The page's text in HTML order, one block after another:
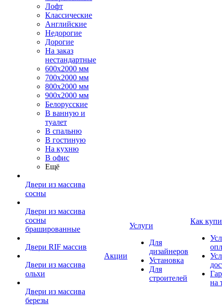
Лофт
Классические
Английские
Недорогие
Дорогие
На заказ
нестандартные
600х2000 мм
700х2000 мм
800х2000 мм
900х2000 мм
Белорусские
В ванную и
туалет
В спальню
В гостиную
На кухню
В офис
Ещё
Двери из массива
сосны
Двери из массива
сосны
брашированные
Двери RIF массив
Двери из массива
ольхи
Двери из массива
березы
Акции
Услуги
Для
дизайнеров
Установка
Для
строителей
Как
на